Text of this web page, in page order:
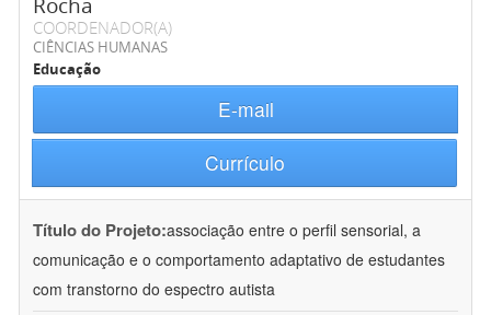
COORDENADOR(A)
CIÊNCIAS HUMANAS
Educação
E-mail
Currículo
Título do Projeto:associação entre o perfil sensorial, a
comunicação e o comportamento adaptativo de estudantes
com transtorno do espectro autista